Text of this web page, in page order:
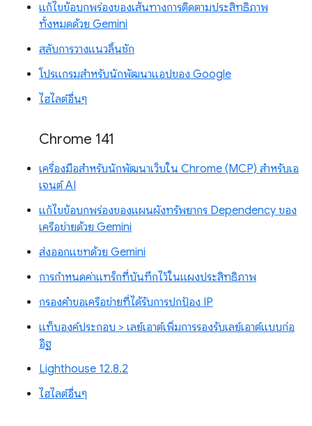
แก้ไขข้อบกพร่องของเส้นทางการติดตามประสิทธิภาพ
ทั้งหมดด้วย Gemini
สลับการวางแนวลิ้นชัก
โปรแกรมสำหรับนักพัฒนาแอปของ Google
ไฮไลต์อื่นๆ
Chrome 141
เครื่องมือสำหรับนักพัฒนาเว็บใน Chrome (MCP) สำหรับเอ
เจนต์ AI
แก้ไขข้อบกพร่องของแผนผังทรัพยากร Dependency ของ
เครือข่ายด้วย Gemini
ส่งออกแชทด้วย Gemini
การกำหนดค่าแทร็กที่บันทึกไว้ในแผงประสิทธิภาพ
กรองคำขอเครือข่ายที่ได้รับการปกป้อง IP
แท็บองค์ประกอบ > เลย์เอาต์เพิ่มการรองรับเลย์เอาต์แบบก่อ
อิฐ
Lighthouse 12.8.2
ไฮไลต์อื่นๆ